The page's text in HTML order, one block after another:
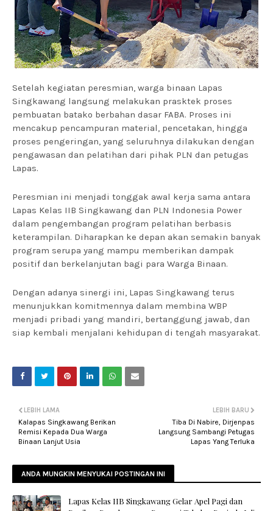
Setelah kegiatan peresmian, warga binaan Lapas
Singkawang langsung melakukan prasktek proses
pembuatan batako berbahan dasar FABA. Proses ini
mencakup pencampuran material, pencetakan, hingga
proses pengeringan, yang seluruhnya dilakukan dengan
pengawasan dan pelatihan dari pihak PLN dan petugas
Lapas.
Peresmian ini menjadi tonggak awal kerja sama antara
Lapas Kelas IIB Singkawang dan PLN Indonesia Power
dalam pengembangan program pelatihan berbasis
keterampilan. Diharapkan ke depan akan semakin banyak
program serupa yang mampu memberikan dampak
positif dan berkelanjutan bagi para Warga Binaan.
Dengan adanya sinergi ini, Lapas Singkawang terus
menunjukkan komitmennya dalam membina WBP
menjadi pribadi yang mandiri, bertanggung jawab, dan
siap kembali menjalani kehidupan di tengah masyarakat.
LEBIH BARU
Tiba Di Nabire, Dirjenpas
Langsung Sambangi Petugas
Lapas Yang Terluka
LEBIH LAMA
Kalapas Singkawang Berikan
Remisi Kepada Dua Warga
Binaan Lanjut Usia
ANDA MUNGKIN MENYUKAI POSTINGAN INI
Lapas Kelas IIB Singkawang Gelar Apel Pagi dan